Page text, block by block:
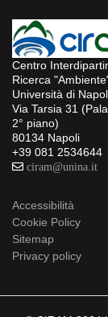
Centro
Ricerca
Università di
Via Tarsia 31
2° piano)
80134 Napoli
+39 081 2534644
ciram@unina.it
Accessibilità
Cookie Policy
Sitemap
Privacy policy